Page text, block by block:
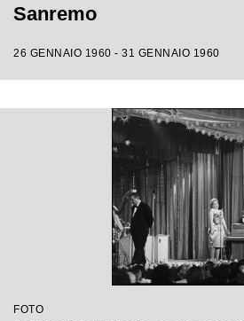
Sanremo
26 GENNAIO 1960 - 31 GENNAIO 1960
FOTO